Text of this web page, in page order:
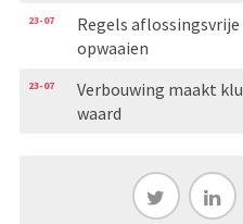
23-07
Regels
opwaaien
23-07
Verbouwing maakt
waard